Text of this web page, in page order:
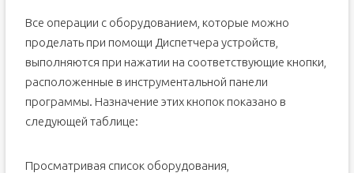
Все операции с оборудованием, которые можно
проделать при помощи Диспетчера устройств,
выполняются при нажатии на соответствующие кнопки,
расположенные в инструментальной панели
программы. Назначение этих кнопок показано в
следующей таблице:
Просматривая список оборудования,